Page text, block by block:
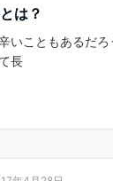
は？
いこともあるだろ
長